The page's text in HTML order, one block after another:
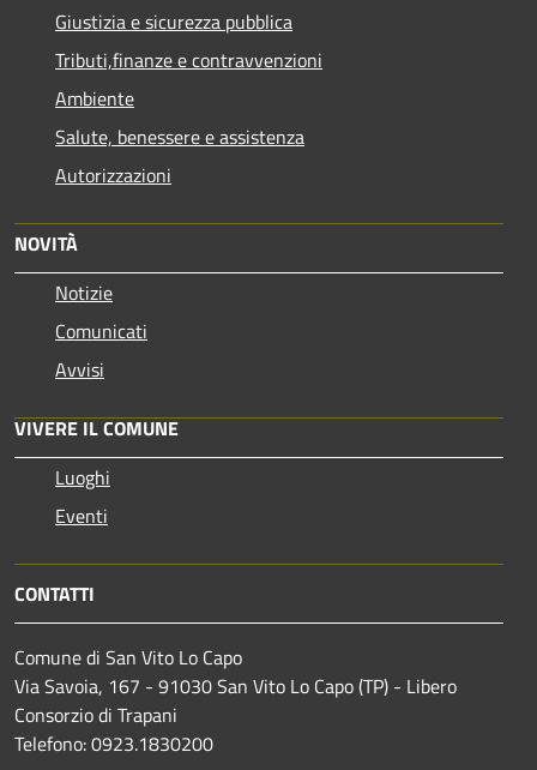
Giustizia e sicurezza pubblica
Tributi,finanze e contravvenzioni
Ambiente
Salute, benessere e assistenza
Autorizzazioni
NOVITÀ
Notizie
Comunicati
Avvisi
VIVERE IL COMUNE
Luoghi
Eventi
CONTATTI
Comune di San Vito Lo Capo
Via Savoia, 167 - 91030 San Vito Lo Capo (TP) - Libero
Consorzio di Trapani
Telefono: 0923.1830200